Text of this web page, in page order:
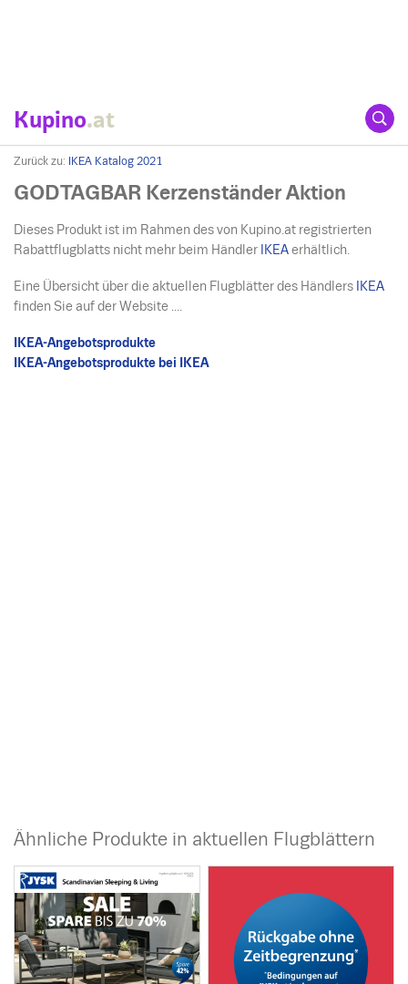
Kupino.at
Zurück zu: IKEA Katalog 2021
GODTAGBAR Kerzenständer Aktion
Dieses Produkt ist im Rahmen des von Kupino.at registrierten
Rabattflugblatts nicht mehr beim Händler IKEAerhältlich.
Eine Übersicht über die aktuellen Flugblätter des Händlers IKEA
finden Sie auf der Website ....
IKEA-Angebotsprodukte
IKEA-Angebotsprodukte bei IKEA
Ähnliche Produkte in aktuellen Flugblättern